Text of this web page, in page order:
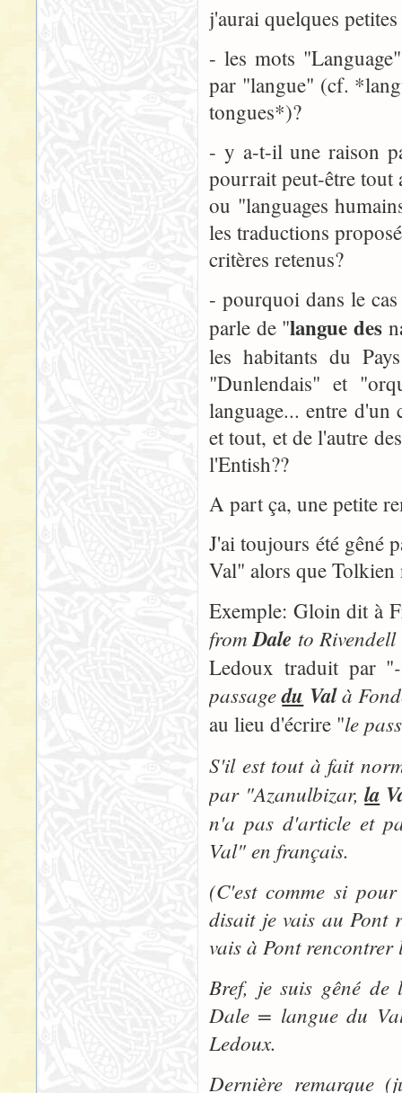
j'aurai quelques
- les mots
par "langue" (cf.
tongues*)?
- y a-t-il une raison
pourrait peut-être tout
ou "languages
les traductions
critères retenus?
- pourquoi dans le
parle de "langue des
les habitants du
"Dunlendais" et
language... entre d'un
et tout, et de l'autre
l'Entish??
A part ça, une petite
J'ai toujours été gêné
Val" alors que Tolkien
Exemple: Gloin dit à
fromDale to
Ledoux traduit par "
passagedu Valà
au lieu d'écrire "le
S'il est tout à fait
par "Azanulbizar,la
n'a pas d'article et
Val" en français.
(C'est comme si
disait je vais au Pont
vais à Pont
Bref, je suis gêné
Dale = langue du
Ledoux.
Dernière remarque